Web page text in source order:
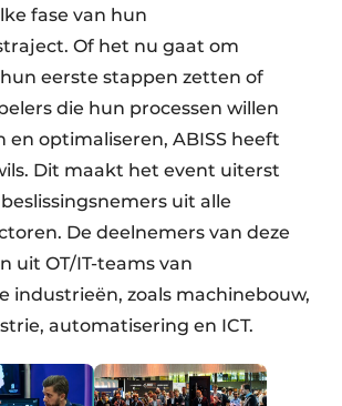
fase van hun
Of het nu gaat om
eerste stappen zetten of
die hun processen willen
en optimaliseren, ABISS heeft
Dit maakt het event uiterst
uit alle
De deelnemers van deze
uit OT/IT-teams van
industrieën, zoals machinebouw,
automatisering en ICT.